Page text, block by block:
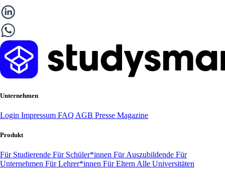
Unternehmen
Login Impressum FAQ AGB Presse Magazine
Produkt
Für Studierende Für Schüler*innen Für Auszubildende Für
Unternehmen Für Lehrer*innen Für Eltern Alle Universitäten